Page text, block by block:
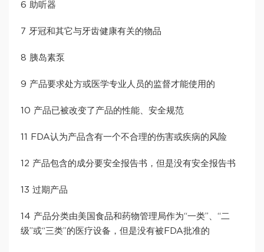
6 助听器
7 牙冠和其它与牙齿健康有关的物品
8 胰岛素泵
9 产品要求处方或医学专业人员的监督才能使用的
10 产品已被改变了产品的性能、安全规范
11 FDA认为产品含有一个不合理的伤害或疾病的风险
12 产品包含的成分要安全报告书，但是没有安全报告书
13 过期产品
14 产品分类由美国食品和药物管理局作为“一类”、“二
级”或“三类”的医疗设备，但是没有被FDA批准的